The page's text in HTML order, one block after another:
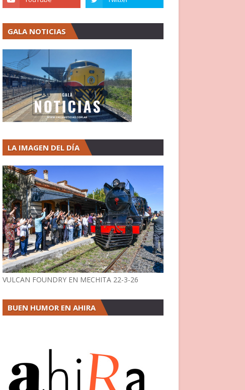
GALA NOTICIAS
LA IMAGEN DEL DÍA
VULCAN FOUNDRY EN MECHITA 22-3-26
BUEN HUMOR EN AHIRA